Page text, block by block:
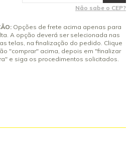
9x de R$ 59,84 sem jurosNão sabe o CEP?
Opções de frete acima apenas para
A opção deverá ser selecionada nas
telas, na finalização do pedido. Clique
"comprar" acima, depois em "finalizar
e siga os procedimentos solicitados.